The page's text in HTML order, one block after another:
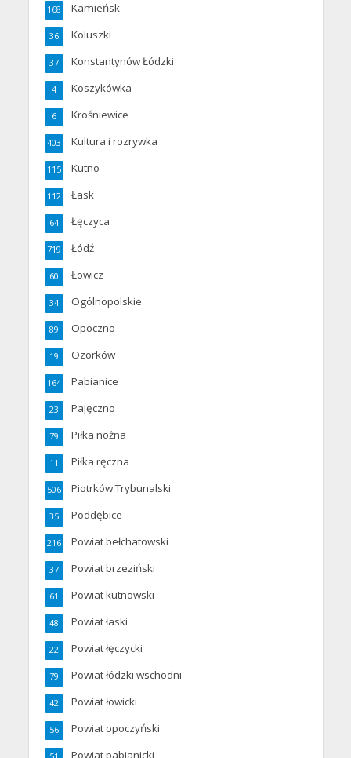
Kamieńsk
168
Koluszki
36
Konstantynów Łódzki
37
Koszykówka
4
Krośniewice
6
Kultura i rozrywka
403
Kutno
115
Łask
112
Łęczyca
64
Łódź
719
Łowicz
60
Ogólnopolskie
34
Opoczno
89
Ozorków
19
Pabianice
164
Pajęczno
23
Piłka nożna
79
Piłka ręczna
11
Piotrków Trybunalski
506
Poddębice
35
Powiat bełchatowski
216
Powiat brzeziński
37
Powiat kutnowski
61
Powiat łaski
48
Powiat łęczycki
22
Powiat łódzki wschodni
79
Powiat łowicki
42
Powiat opoczyński
56
Powiat pabianicki